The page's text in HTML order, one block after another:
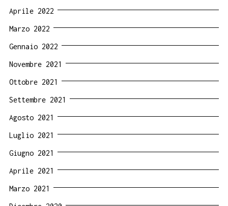
Aprile 2022
Marzo 2022
Gennaio 2022
Novembre 2021
Ottobre 2021
Settembre 2021
Agosto 2021
Luglio 2021
Giugno 2021
Aprile 2021
Marzo 2021